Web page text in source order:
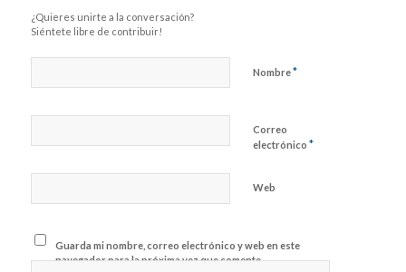
¿Quieres unirte a la conversación?
Siéntete libre de contribuir!
Nombre*
Correo
electrónico *
Web
Guarda mi nombre, correo electrónico y web en este
navegador para la próxima vez que comente.